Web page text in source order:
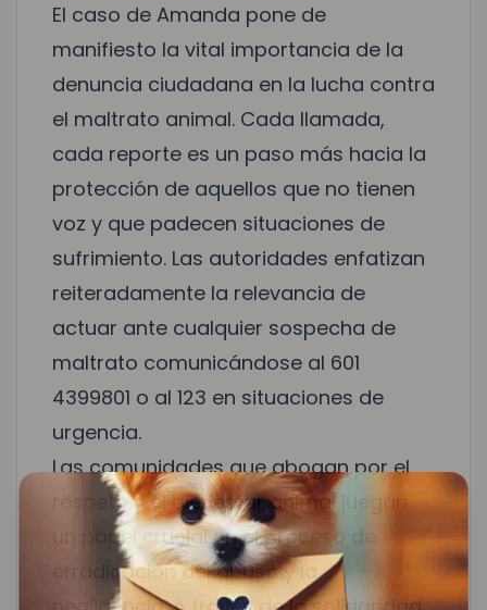
El caso de Amanda pone de
manifiesto la vital importancia de la
denuncia ciudadana en la lucha contra
el maltrato animal. Cada llamada,
cada reporte es un paso más hacia la
protección de aquellos que no tienen
voz y que padecen situaciones de
sufrimiento. Las autoridades enfatizan
reiteradamente la relevancia de
actuar ante cualquier sospecha de
maltrato comunicándose al 601
4399801 o al 123 en situaciones de
urgencia.
Las comunidades que abogan por el
respeto y el bienestar animal juegan
un papel crucial en el proceso de
erradicación del abuso y la